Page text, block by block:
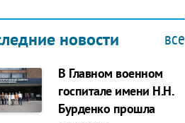
новости все
В Главном военном
госпитале имени Н.Н.
Бурденко прошла